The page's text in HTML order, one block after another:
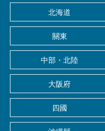
北海道
關東
中部・北陸
大阪府
四國